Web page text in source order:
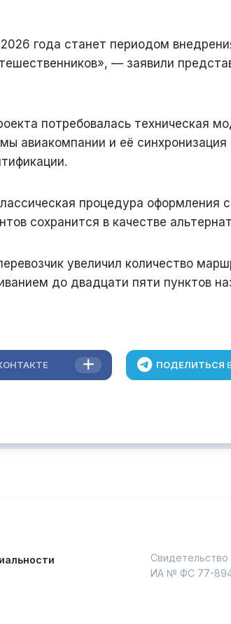
года станет периодом
— заявили
потребовалась техническая
авиакомпании и её синхронизация
процедура оформления
сохранится в качестве
увеличил количество
до двадцати пяти пунктов
ПОДЕЛИТЬСЯ
ИА № ФС 77-